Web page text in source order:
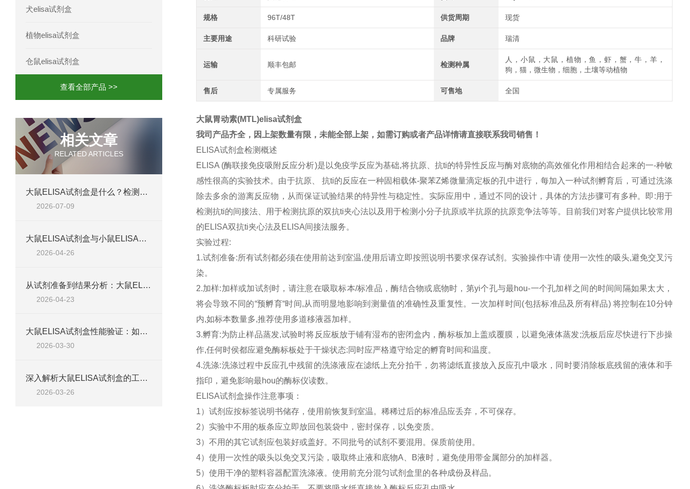
犬elisa试剂盒
植物elisa试剂盒
仓鼠elisa试剂盒
查看全部产品 >>
相关文章
RELATED ARTICLES
大鼠ELISA试剂盒是什么？检测原理、试剂盒组成与适用样本类型全解析
2026-07-09
大鼠ELISA试剂盒与小鼠ELISA试剂盒对比：检测差异、适用物种及实验场景差异化分析
2026-04-26
从试剂准备到结果分析：大鼠ELISA试剂盒操作技巧、浓度校准及实验高效完成全攻略
2026-04-23
大鼠ELISA试剂盒性能验证：如何通过检测范围、精密度、回收率等指标评估准确性
2026-03-30
深入解析大鼠ELISA试剂盒的工作原理、类型与核心试剂
2026-03-26
规格 96T/48T 供货周期 现货
主要用途 科研试验 品牌 瑞清
运输 顺丰包邮 检测种属
人，小鼠，大鼠，植物，鱼，虾，蟹，牛，羊，
狗，猫，微生物，细胞，土壤等动植物
售后 专属服务 可售地 全国
大鼠胃动素(MTL)elisa试剂盒
我司产品齐全，因上架数量有限，未能全部上架，如需订购或者产品详情请直接联系我司销售！
ELISA试剂盒检测概述
ELISA (酶联接免疫吸附反应分析)是以免疫学反应为基础,将抗原、抗ti的特异性反应与酶对底物的高效催化作用相结合起来的一-种敏
感性很高的实验技术。由于抗原、 抗ti的反应在一种固相载体-聚苯Z烯微量滴定板的孔中进行，每加入一种试剂孵育后，可通过洗涤
除去多余的游离反应物，从而保证试验结果的特异性与稳定性。实际应用中，通过不同的设计，具体的方法步骤可有多种。即:用于
检测抗ti的间接法、用于检测抗原的双抗ti夹心法以及用于检测小分子抗原或半抗原的抗原竞争法等等。目前我们对客户提供比较常用
的ELISA双抗ti夹心法及ELISA间接法服务。
实验过程:
1.试剂准备:所有试剂都必须在使用前达到室温,使用后请立即按照说明书要求保存试剂。实验操作中请 使用一次性的吸头,避免交叉污
染。
2.加样:加样或加试剂时，请注意在吸取标本/标准品，酶结合物或底物时，第yi个孔与最hou-一个孔加样之间的时间间隔如果太大，
将会导致不同的“预孵育“时间,从而明显地影响到测量值的准确性及重复性。一次加样时间(包括标准品及所有样品) 将控制在10分钟
内,如标本数量多,推荐使用多道移液器加样。
3.孵育:为防止样品蒸发,试验时将反应板放于铺有湿布的密闭盒内，酶标板加上盖或覆膜，以避免液体蒸发;洗板后应尽快进行下步操
作,任何时侯都应避免酶标板处于干燥状态:同时应严格遵守给定的孵育时间和温度。
4.洗涤:洗涤过程中反应孔中残留的洗涤液应在滤纸上充分拍干，勿将滤纸直接放入反应孔中吸水，同时要消除板底残留的液体和手
指印，避免影响最hou的酶标仪读数。
ELISA试剂盒操作注意事项：
1）试剂应按标签说明书储存，使用前恢复到室温。稀稀过后的标准品应丢弃，不可保存。
2）实验中不用的板条应立即放回包装袋中，密封保存，以免变质。
3）不用的其它试剂应包装好或盖好。不同批号的试剂不要混用。保质前使用。
4）使用一次性的吸头以免交叉污染，吸取终止液和底物A、B液时，避免使用带金属部分的加样器。
5）使用干净的塑料容器配置洗涤液。使用前充分混匀试剂盒里的各种成份及样品。